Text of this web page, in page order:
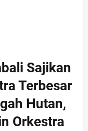
Sajikan
Terbesar
Hutan,
Orkestra